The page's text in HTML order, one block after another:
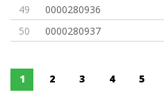
49
0000280936
50
0000280937
1 2 3 4 5